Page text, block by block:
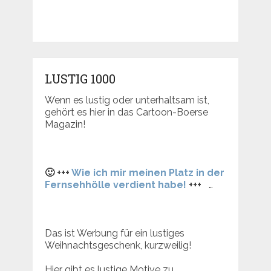
LUSTIG 1000
Wenn es lustig oder unterhaltsam ist,
gehört es hier in das Cartoon-Boerse
Magazin!
🙂 +++ Wie ich mir meinen Platz in der
Fernsehhölle verdient habe! +++ …
Das ist Werbung für ein lustiges
Weihnachtsgeschenk, kurzweilig!